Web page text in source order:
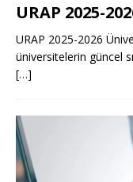
URAP 2025-
URAP 2025-2026
üniversitelerin güncel
[…]